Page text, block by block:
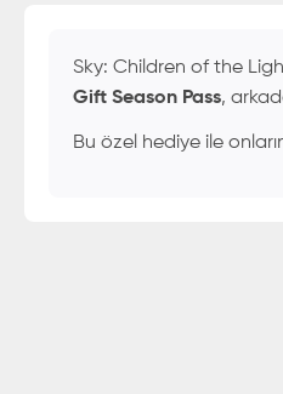
Sky: Children of the
Gift Season Pass,
Bu özel hediye ile